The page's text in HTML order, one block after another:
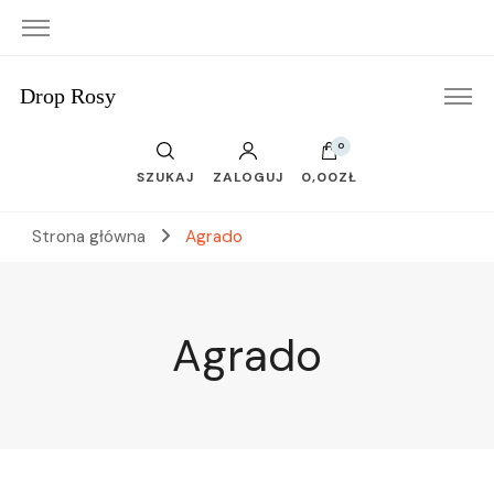
Drop Rosy
SZUKAJ ZALOGUJ
0
0,00ZŁ
Strona główna Agrado
Agrado